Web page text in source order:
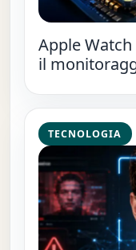
Apple
il
TECNOLOGIA